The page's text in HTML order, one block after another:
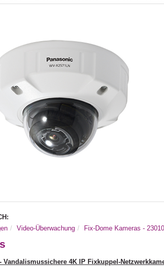
Video-Überwachung Fix-Dome Kameras -
- Vandalismussichere 4K IP Fixkuppel-